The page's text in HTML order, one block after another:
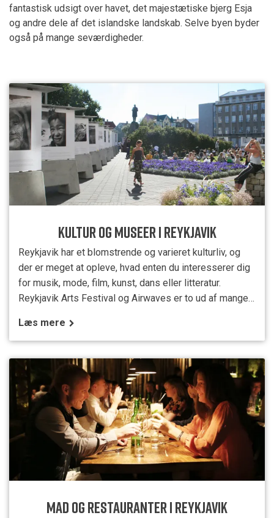
fantastisk udsigt over havet, det majestætiske bjerg Esja
og andre dele af det islandske landskab. Selve byen byder
også på mange seværdigheder.
KULTUR OG MUSEER I REYKJAVIK
Reykjavik har et blomstrende og varieret kulturliv, og
der er meget at opleve, hvad enten du interesserer dig
for musik, mode, film, kunst, dans eller litteratur.
Reykjavik Arts Festival og Airwaves er to ud af mange
internationalt publikum. For yderligere oplysninger om
seværdigheder og aktiviteter se
&nbsp;www.visitreykjavik.is/events. De
engelsksprogede aviser The
Læs mere
MAD OG RESTAURANTER I REYKJAVIK